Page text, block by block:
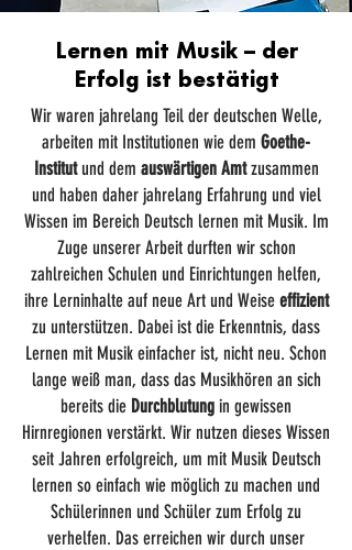
Lernen mit Musik – der
Erfolg ist bestätigt
Wir waren jahrelang Teil der deutschen Welle,
arbeiten mit Institutionen wie dem Goethe-
Institutund dem auswärtigen Amtzusammen
und haben daher jahrelang Erfahrung und viel
Wissen im Bereich Deutsch lernen mit Musik. Im
Zuge unserer Arbeit durften wir schon
zahlreichen Schulen und Einrichtungen helfen,
ihre Lerninhalte auf neue Art und Weise effizient
zu unterstützen. Dabei ist die Erkenntnis, dass
Lernen mit Musik einfacher ist, nicht neu. Schon
lange weiß man, dass das Musikhören an sich
bereits die Durchblutung in gewissen
Hirnregionen verstärkt. Wir nutzen dieses Wissen
seit Jahren erfolgreich, um mit Musik Deutsch
lernen so einfach wie möglich zu machen und
Schülerinnen und Schüler zum Erfolg zu
verhelfen. Das erreichen wir durch unser